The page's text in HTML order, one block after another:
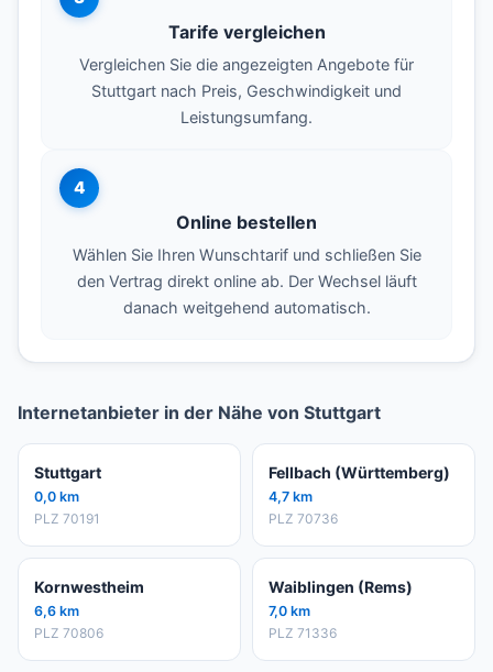
Tarife vergleichen
Vergleichen Sie die angezeigten Angebote für
Stuttgart nach Preis, Geschwindigkeit und
Leistungsumfang.
4
Online bestellen
Wählen Sie Ihren Wunschtarif und schließen Sie
den Vertrag direkt online ab. Der Wechsel läuft
danach weitgehend automatisch.
Internetanbieter in der Nähe von Stuttgart
Stuttgart
0,0 km
PLZ 70191
Fellbach (Württemberg)
4,7 km
PLZ 70736
Kornwestheim
6,6 km
PLZ 70806
Waiblingen (Rems)
7,0 km
PLZ 71336